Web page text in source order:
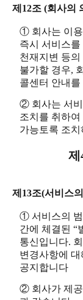
제12조 (회사의
① 회사는 이용
즉시 서비스
천재지변 등의
불가할 경우,
콜센터 안내
② 회사는 서비
조치를 취하여
가능토록 조
제
제13조(서비스
① 서비스의 범
간에 체결된 “
통신입니다.
변경사항에
공지합니다
② 회사가 제공